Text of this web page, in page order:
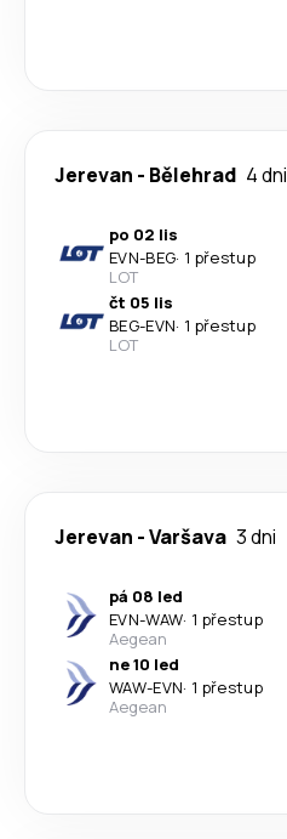
Jerevan - Bělehrad 4 dni
po 02 lis
EVN-BEG· 1 přestup
LOT
čt 05 lis
BEG-EVN· 1 přestup
LOT
Jerevan -Varšava 3 dni
pá 08 led
EVN-WAW· 1 přestup
Aegean
ne 10 led
WAW-EVN· 1 přestup
Aegean